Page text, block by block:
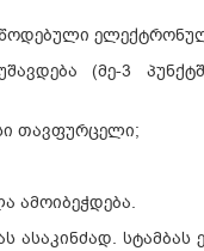
(მე-3
თავფურცელი;
ამოიბეჭდება.
ასაკინძად.